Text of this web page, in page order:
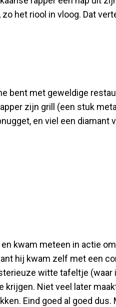
het riool in vloog. Dat
bent met geweldige
zijn grill (een stuk
en viel een
kwam meteen in actie
hij kwam zelf met een
witte tafeltje
Niet veel later
Eind goed al goed